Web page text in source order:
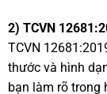
2) TCVN
TCVN
thước và hình
bạn làm rõ trong